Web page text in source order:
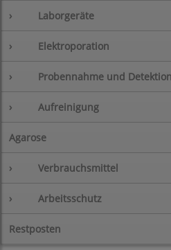
› Laborgeräte
› Elektroporation
› Probennahme und Detektion
› Aufreinigung
Agarose
› Verbrauchsmittel
› Arbeitsschutz
Restposten